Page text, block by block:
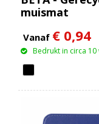
muismat
Vanaf € 0,94
Bedrukt in circa 10